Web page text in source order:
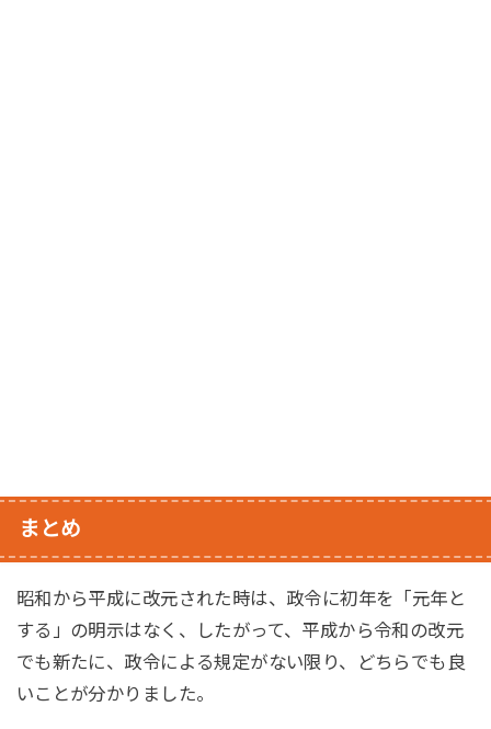
まとめ
昭和から平成に改元された時は、政令に初年を「元年と
する」の明示はなく、したがって、平成から令和の改元
でも新たに、政令による規定がない限り、どちらでも良
いことが分かりました。